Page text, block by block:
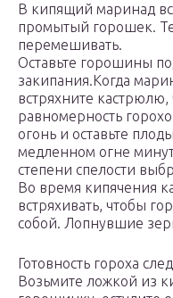
В кипящий маринад
промытый горошек.
перемешивать.
Оставьте горошины
закипания.Когда
встряхните кастрюлю,
равномерность
огонь и оставьте
медленном огне
степени спелости
Во время кипячения
встряхивать, чтобы
собой. Лопнувшие
Готовность гороха
Возьмите ложкой из